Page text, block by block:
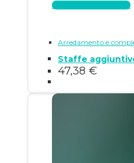
Aggiungi al carrello
Arredamento e
Staffe
47,38 €